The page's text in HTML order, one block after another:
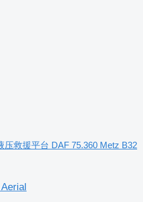
压救援平台 DAF 75.360 Metz B32